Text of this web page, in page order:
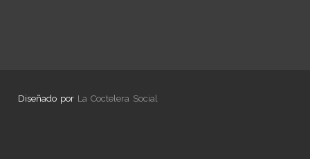
Diseñado por La Coctelera Social